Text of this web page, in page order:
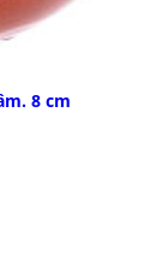
8 cm